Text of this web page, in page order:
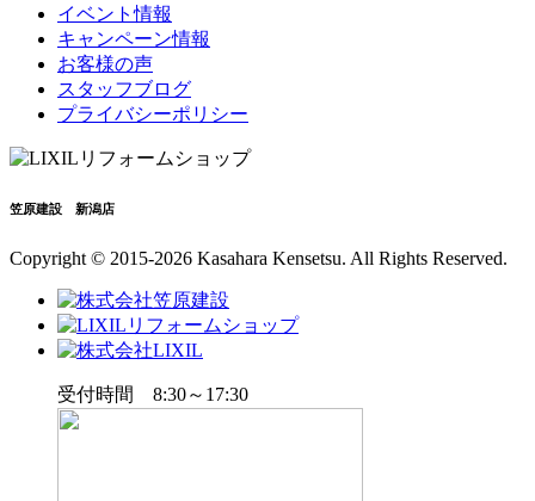
イベント情報
キャンペーン情報
お客様の声
スタッフブログ
プライバシーポリシー
笠原建設 新潟店
Copyright © 2015-2026 Kasahara Kensetsu. All Rights Reserved.
受付時間 8:30～17:30